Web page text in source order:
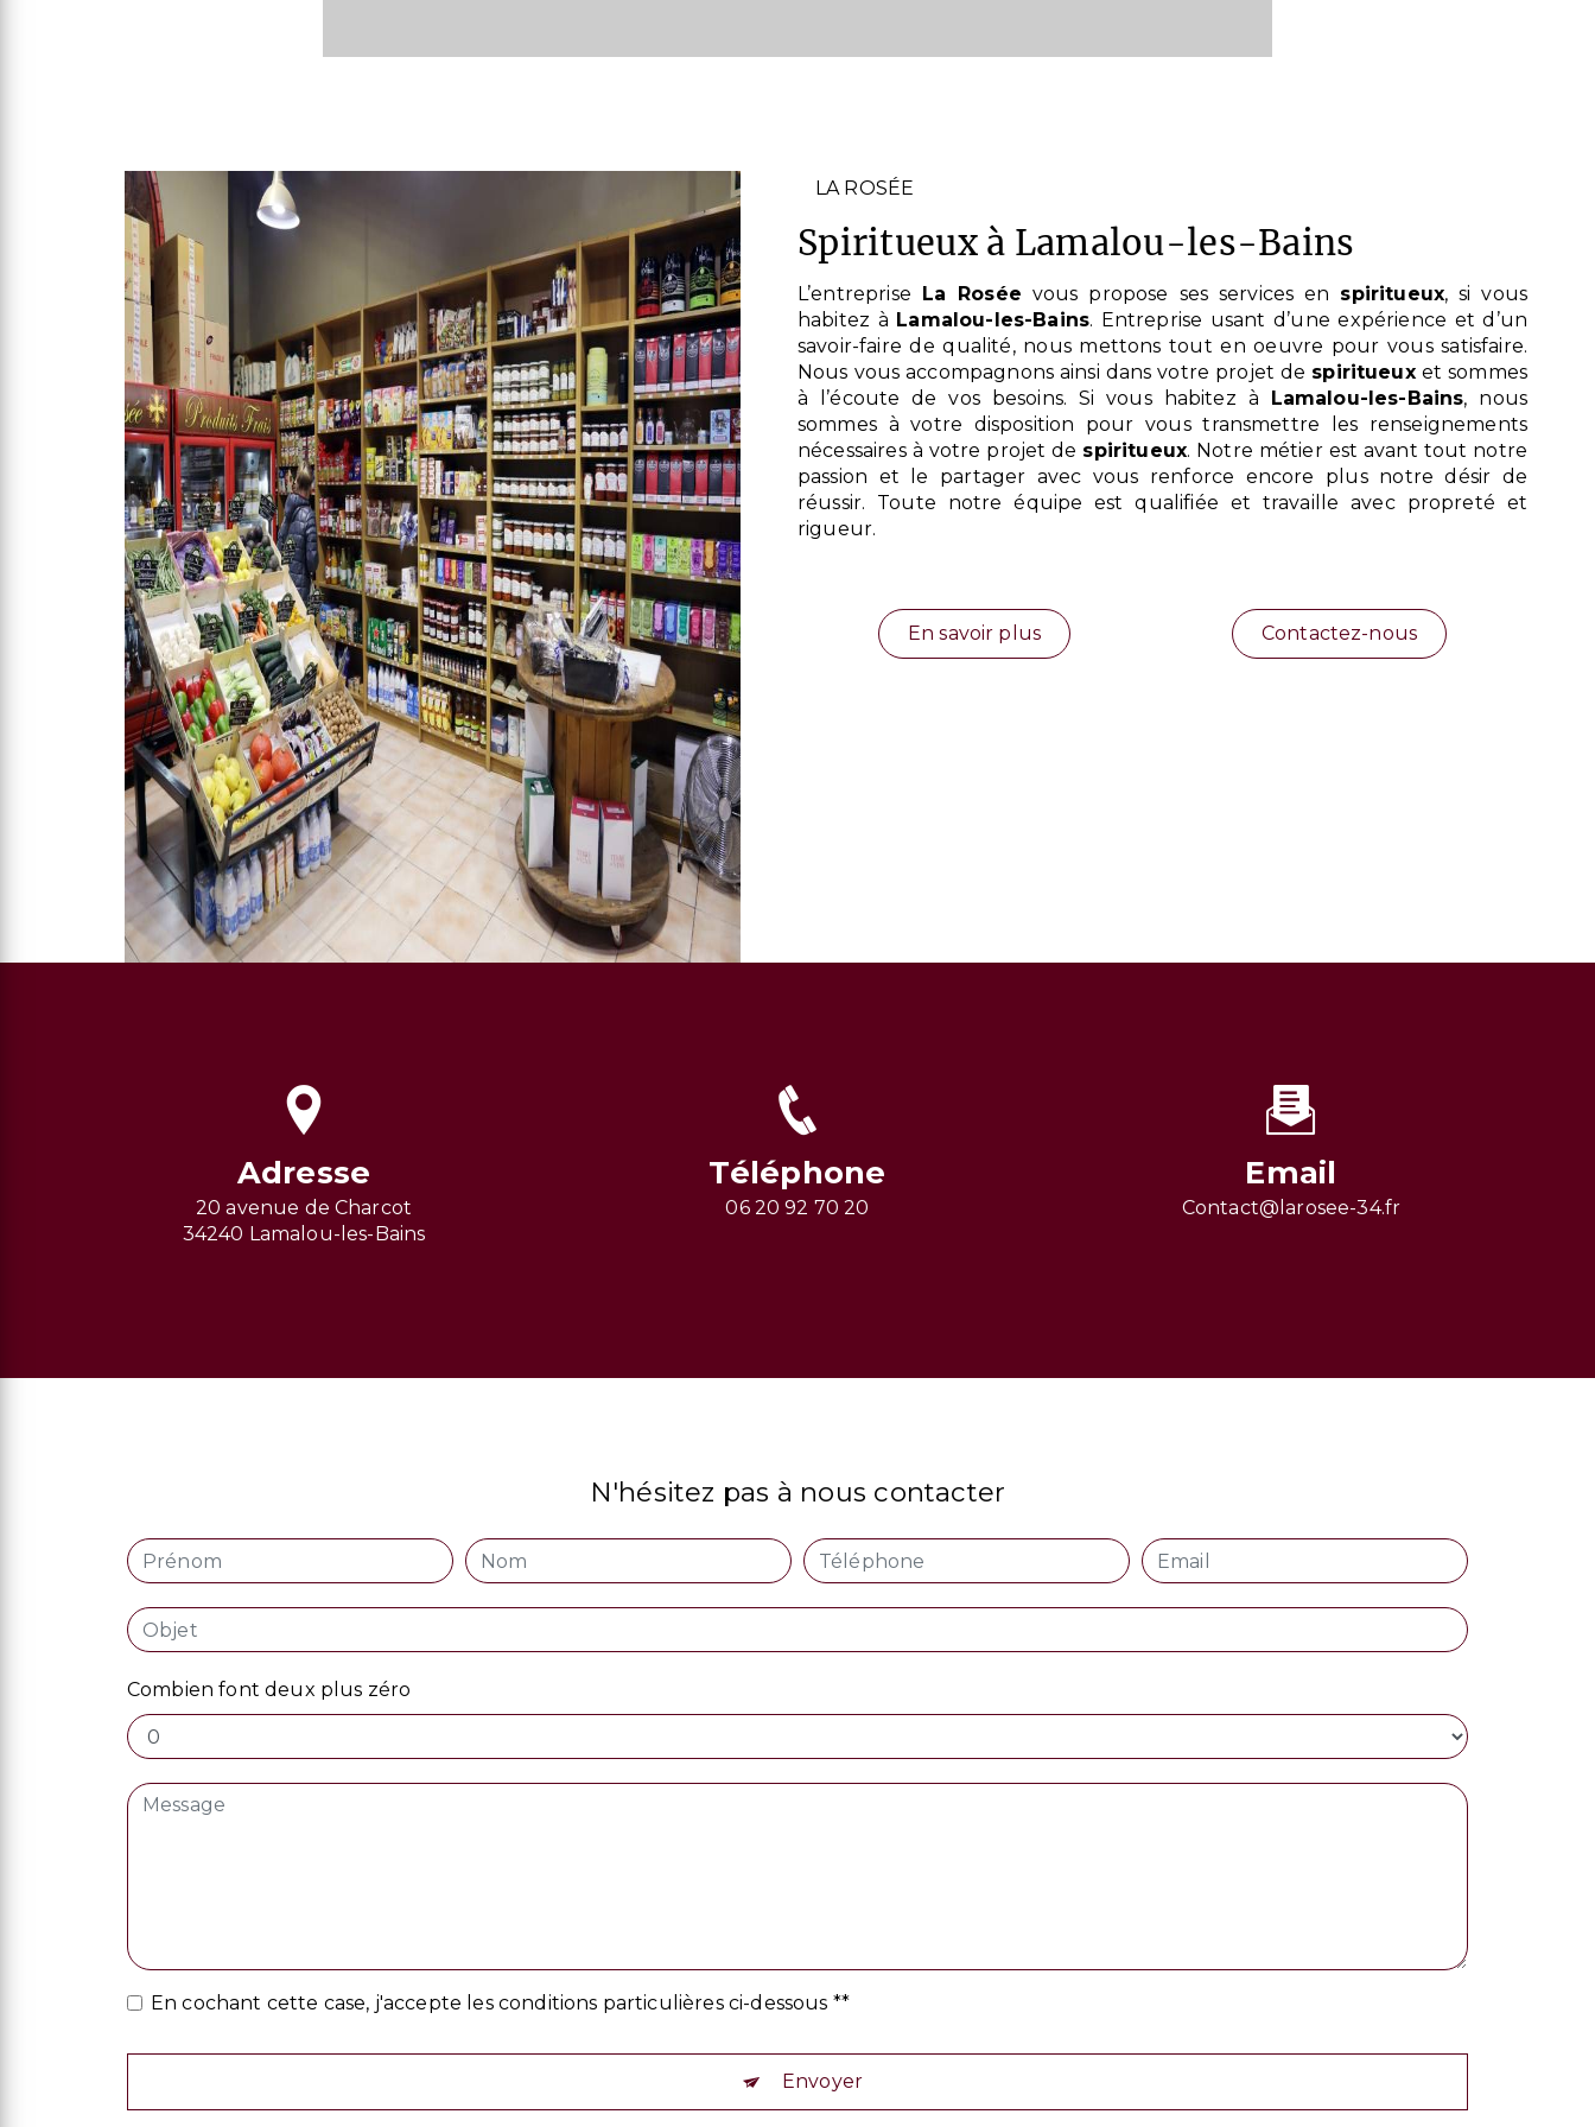
LA ROSÉE
spiritueux à Lamalou-les-Bains
L’entreprise La Rosée vous propose ses services en spiritueux, si vous
habitez à Lamalou-les-Bains. Entreprise usant d’une expérience et d’un
savoir-faire de qualité, nous mettons tout en oeuvre pour vous satisfaire.
Nous vous accompagnons ainsi dans votre projet de spiritueuxet sommes
à l’écoute de vos besoins. Si vous habitez à Lamalou-les-Bains, nous
sommes à votre disposition pour vous transmettre les renseignements
nécessaires à votre projet de spiritueux. Notre métier est avant tout notre
passion et le partager avec vous renforce encore plus notre désir de
réussir. Toute notre équipe est qualifiée et travaille avec propreté et
rigueur.
En savoir plus Contactez-nous
Adresse
20 avenue de Charcot
34240 Lamalou-les-Bains
Téléphone
06 20 92 70 20
Email
contact@larosee-34.fr
N'hésitez pas à nous contacter
Combien font deux plus zéro
En cochant cette case, j'accepte les conditions particulières ci-dessous **
Envoyer